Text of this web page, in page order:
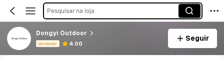
Pesquisar na loja
Dongyi Outdoor
Vendedor 4.00
Seguir
Informações do Produto: Divulgação de Preço, Vendas e Detalhes de Stock.